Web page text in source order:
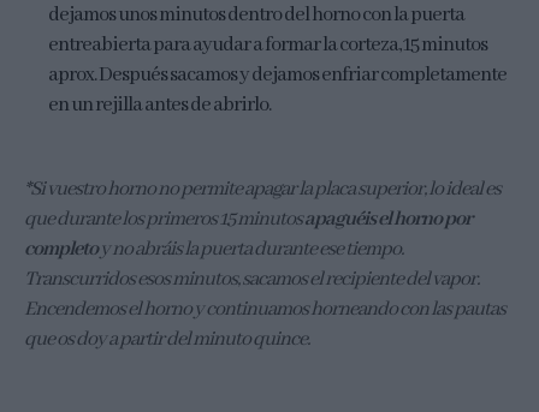
dejamos unos minutos dentro del horno con la puerta
entreabierta para ayudar a formar la corteza, 15 minutos
aprox. Después sacamos y dejamos enfriar completamente
en un rejilla antes de abrirlo.
*Si vuestro horno no permite apagar la placa superior, lo ideal es
que durante los primeros 15 minutosapaguéis el horno por
completoy no abráis la puerta durante ese tiempo.
Transcurridos esos minutos, sacamos el recipiente del vapor.
Encendemos el horno y continuamos horneando con las pautas
que os doy a partir del minuto quince.